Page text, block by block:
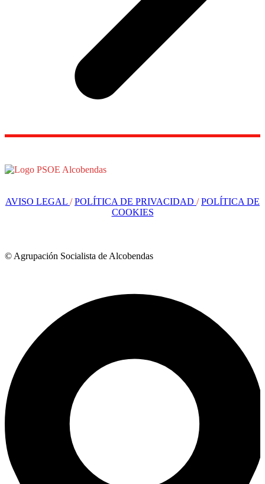
AVISO LEGAL /POLÍTICA DE PRIVACIDAD /POLÍTICA DE
COOKIES
© Agrupación Socialista de Alcobendas